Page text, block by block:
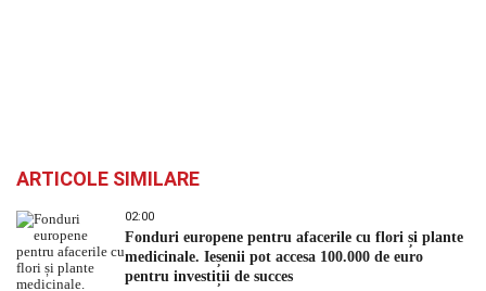
ARTICOLE SIMILARE
02:00
Fonduri europene pentru afacerile cu flori și plante
medicinale. Ieșenii pot accesa 100.000 de euro
pentru investiții de succes